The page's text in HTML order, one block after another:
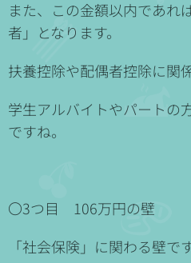
また、この金額以内であれ
者」となります。
扶養控除や配偶者控除に関
学生アルバイトやパートの
ですね。
〇3つ目 106万円の壁
「社会保険」に関わる壁です